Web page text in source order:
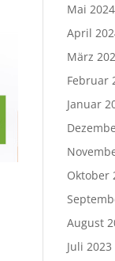
Mai 2024
April
März
Februar
Januar
Oktober
August
Juli 2023